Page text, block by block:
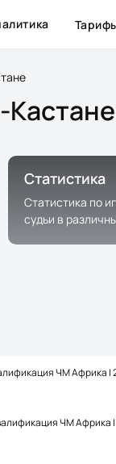
Статистика
Статистика по
судьи в
ЧМ Африка |
ЧМ Африка